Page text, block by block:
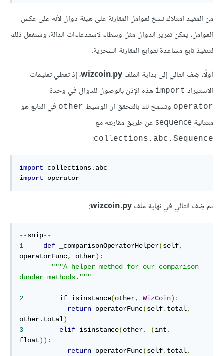
من المفيد امتلاك نسخ لعوامل المقارنة على هيئة دوال لأنه على عكس
العوامل، يمكن تمرير الدوال مثل وسطاء لاستدعاءات الدالة، وسنفعل ذلك
لتنفيذ تابع مساعدة لتوابع المقارنة السحرية.
أولًا، ضِف التالي إلى بداية الملفwizcoin.py، إذ تعطي تعليمات
الاستيراد import هذه الإذن بالوصول للدوال في وحدة
operator وتسمح لك بالتحقق أن الوسيط other في التابع هو
متتالية sequence عن طريق مقارنته مع
collections.abc.Sequence
:
import collections.
import operator
ثم ضِف التالي في نهاية ملفwizcoin.py
:
--snip--
1
def _comparisonOperatorHelper(self,
operatorFunc, other):
"""A helper method for our comparison
dunder methods."""
2 if isinstance(other, WizCoin):
return operatorFunc(self. total,
other. total)
3
elif isinstance(other, (int,
float)):
return operatorFunc(self. total,